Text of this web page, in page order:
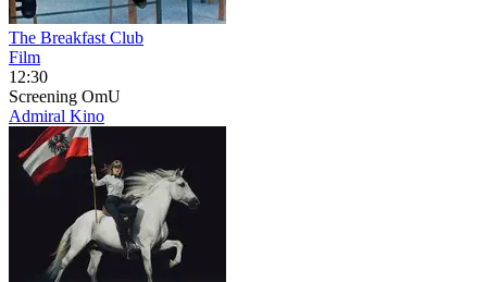
The Breakfast Club
Film
12:30
Screening OmU
Admiral Kino